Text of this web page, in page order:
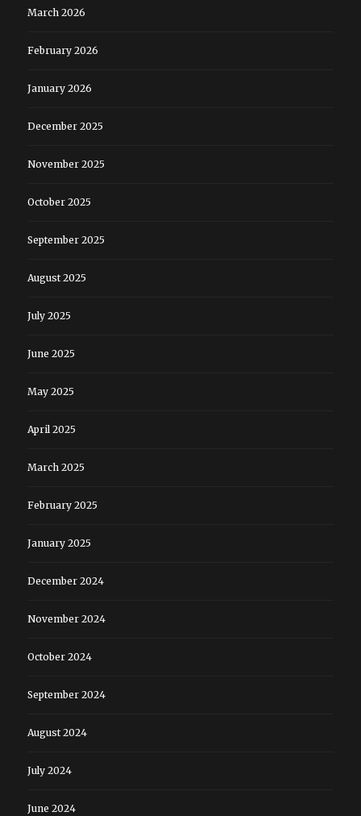
March 2026
February 2026
January 2026
December 2025
November 2025
October 2025
September 2025
August 2025
July 2025
June 2025
May 2025
April 2025
March 2025
February 2025
January 2025
December 2024
November 2024
October 2024
September 2024
August 2024
July 2024
June 2024